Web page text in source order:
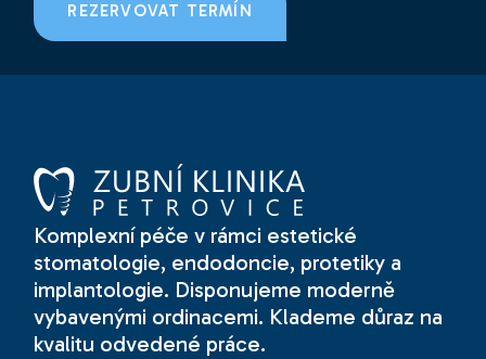
REZERVOVAT TERMÍN
Komplexní péče v rámci estetické
stomatologie, endodoncie, protetiky a
implantologie. Disponujeme moderně
vybavenými ordinacemi. Klademe důraz na
kvalitu odvedené práce.